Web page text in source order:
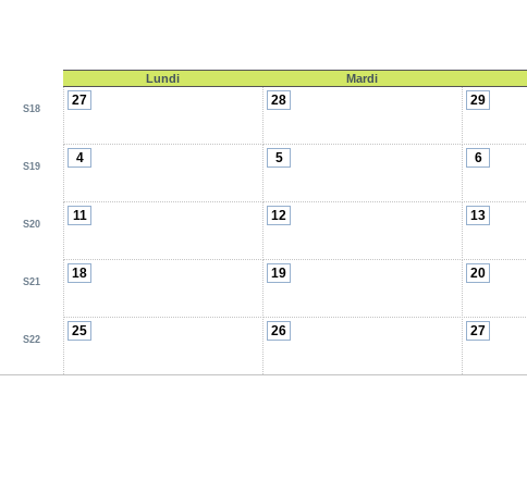
Lundi Mardi
S18
27 28 29
S19
4 5 6
S20
11 12 13
S21
18 19 20
S22
25 26 27